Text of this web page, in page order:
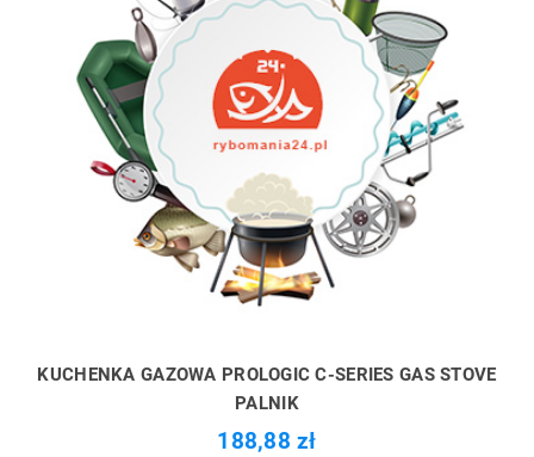
KUCHENKA GAZOWA PROLOGIC C-SERIES GAS STOVE
PALNIK
188,88 zł